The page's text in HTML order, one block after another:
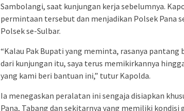
Sambolangi, saat kunjungan kerja sebelumnya.
permintaan tersebut dan menjadikan Polsek Pana
Polsek se-Sulbar.
“Kalau Pak Bupati yang meminta, rasanya pantang
dari kunjungan itu, saya terus memikirkannya
yang kami beri bantuan ini,” tutur Kapolda.
Ia menegaskan peralatan ini sengaja disiapkan
Pana, Tabang dan sekitarnya yang memiliki